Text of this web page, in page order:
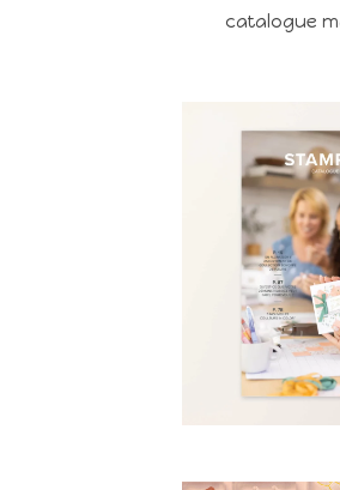
catalogue